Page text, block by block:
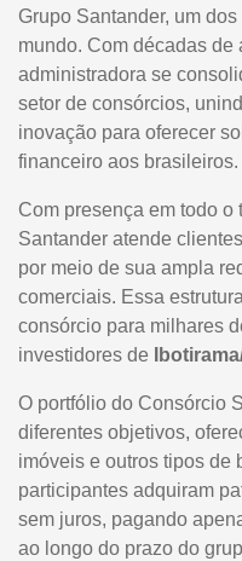
Grupo Santander, um
mundo. Com décadas de
administradora se
setor de consórcios,
inovação para oferecer
financeiro aos brasileiros.
Com presença em todo
Santander atende
por meio de sua ampla
comerciais. Essa
consórcio para milhares
investidores de
O portfólio do Consórcio
diferentes objetivos,
imóveis e outros tipos de
participantes adquiram
sem juros, pagando
ao longo do prazo do